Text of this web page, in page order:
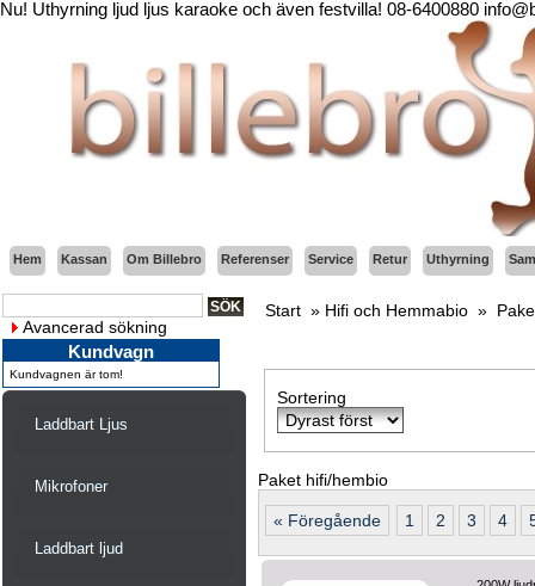
Nu! Uthyrning ljud ljus karaoke och även festvilla! 08-6400880
Hem Kassan Om Billebro Referenser Service Retur Uthyrning
Avancerad sökning
Kundvagn
Kundvagnen är tom!
Laddbart Ljus
Mikrofoner
Laddbart ljud
Start » Hifi och Hemmabio »
Sortering
Paket hifi/hembio
« Föregående 1 2 3 4